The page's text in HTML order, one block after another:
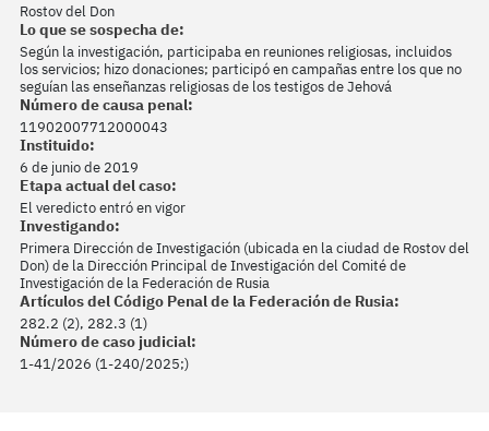
Rostov del Don
Lo que se sospecha de:
Según la investigación, participaba en reuniones religiosas, incluidos
los servicios; hizo donaciones; participó en campañas entre los que no
seguían las enseñanzas religiosas de los testigos de Jehová
Número de causa penal:
11902007712000043
Instituido:
6 de junio de 2019
Etapa actual del caso:
El veredicto entró en vigor
Investigando:
Primera Dirección de Investigación (ubicada en la ciudad de Rostov del
Don) de la Dirección Principal de Investigación del Comité de
Investigación de la Federación de Rusia
Artículos del Código Penal de la Federación de Rusia:
282.2 (2), 282.3 (1)
Número de caso judicial:
1-41/2026 (1-240/2025;)